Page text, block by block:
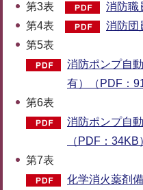
第3表
消防職
第4表
消防団
第5表
消防ポンプ自
有）（PDF：
第6表
消防ポンプ自
（PDF：34KB
第7表
化学消火薬剤